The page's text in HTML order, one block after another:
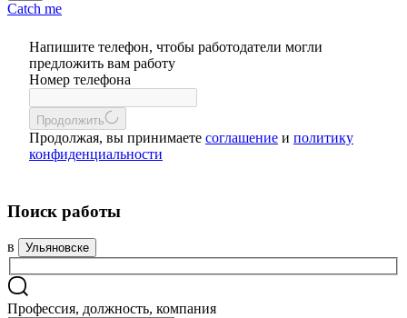
Catch me
Напишите телефон, чтобы работодатели могли
предложить вам работу
Номер телефона
Продолжить
Продолжая, вы принимаете соглашение и политику
конфиденциальности
Поиск работы
в Ульяновске
Профессия, должность, компания